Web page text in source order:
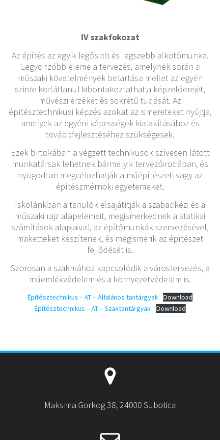
IV szakfokozat
Az építés az egyik legősibb és legszebb alkotómunka.
Legvonzóbb eleme a tervezés, amelynek során a
műszaki követelmények betartása mellet az egyén
szinte korlátlanul kibontakoztathatja képzelőerejét,
művészi érzékét és sokrétű tudását. Az
építésztechnikusi képzés azokat az ismereteket nyújtja,
amelyek az egyéni képességek kialakításához és
továbbfejlesztéséhez szükségesek.
Ezek birtokában a végzett technikusok szívesen látott
munkatársak lehetnek bármelyik tervezőirodában, és
nyugodtan megcélozhatják a műépítészeti vagy az
építészmérnöki egyetemeket.
Iskolánkban a tanulók elsajátítják a szabadkézi és a
műszaki rajz alapelemeit, megismerkednek a statikai
számítások alapjaival, az építőmunkák szervezésével,
maketteket készítenek, és megismerik az építészet
fejlődését is.
Szorosan a szakmához kapcsolódik a várostervezés, a
műemlékvédelem és a környezetvédelem is.
Építésztechnikus – AT – Általános tantárgyak Download
Építésztechnikus – AT – Szaktantárgyak
Download
Maksima Gorkog 38, 24000 Subotica